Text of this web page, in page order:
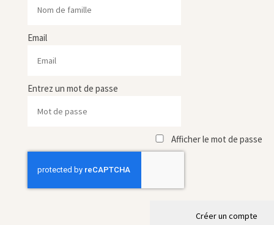
Email
Entrez un mot de passe
Afficher le mot de passe
Créer un compte